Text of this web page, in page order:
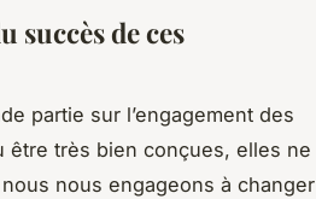
succès de ces
partie sur l’engagement des
être très bien conçues, elles ne
nous engageons à changer